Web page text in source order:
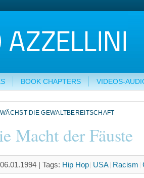
BOOK CHAPTERS VIDEOS-
DIE GEWALTBEREITSCHAFT
Macht der Fäuste
| Tags: Hip Hop USA Racism